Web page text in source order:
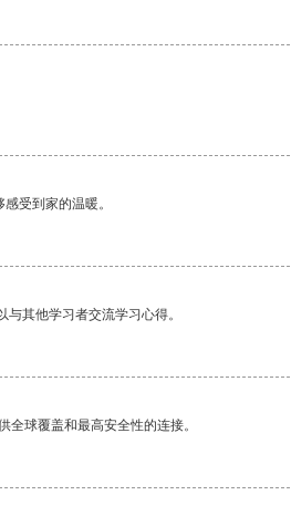
受到家的温暖。
其他学习者交流学习心得。
全球覆盖和最高安全性的连接。